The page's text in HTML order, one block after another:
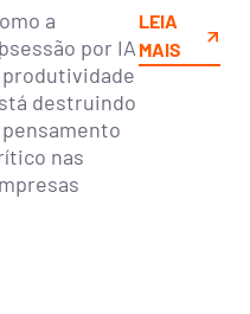
a
por IA
produtividade
destruindo
nas
LEIA
MAIS